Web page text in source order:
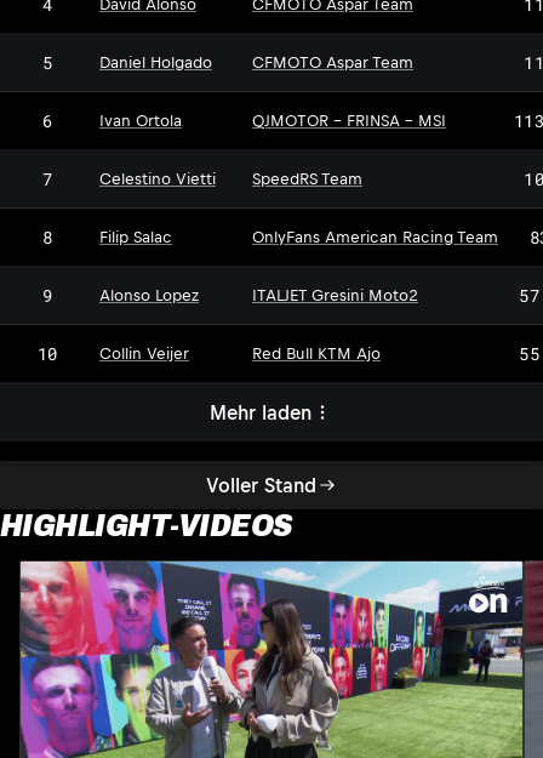
Voller Stand
David Alonso CFMOTO Aspar Team
5 Daniel Holgado CFMOTO Aspar Team
6 Ivan Ortola QJMOTOR - FRINSA - MSI
7 Celestino Vietti SpeedRS Team
8 Filip Salac OnlyFans American Racing Team
9 Alonso Lopez ITALJET Gresini Moto2
10 Collin Veijer Red Bull KTM Ajo
Mehr laden
HIGHLIGHT-VIDEOS